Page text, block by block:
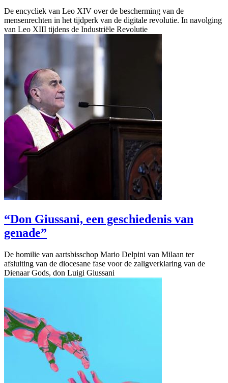
De encycliek van Leo XIV over de bescherming van de
mensenrechten in het tijdperk van de digitale revolutie. In navolging
van Leo XIII tijdens de Industriële Revolutie
“Don Giussani, een geschiedenis van
genade”
De homilie van aartsbisschop Mario Delpini van Milaan ter
afsluiting van de diocesane fase voor de zaligverklaring van de
Dienaar Gods, don Luigi Giussani